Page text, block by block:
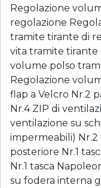
Regolazione
regolazione
tramite tirante di
vita tramite tirante
volume polso
Regolazione
flap a Velcro Nr.2
Nr.4 ZIP di
ventilazione su
impermeabili) Nr.2
posteriore Nr.1
Nr.1 tasca
su fodera interna